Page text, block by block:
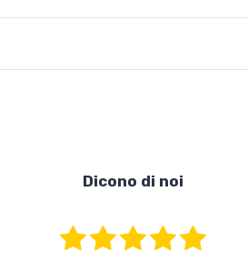
Dicono di noi